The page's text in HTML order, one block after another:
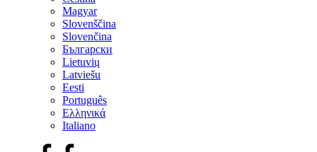
Magyar
Slovenščina
Slovenčina
Български
Lietuvių
Latviešu
Eesti
Português
Ελληνικά
Italiano
Facebook